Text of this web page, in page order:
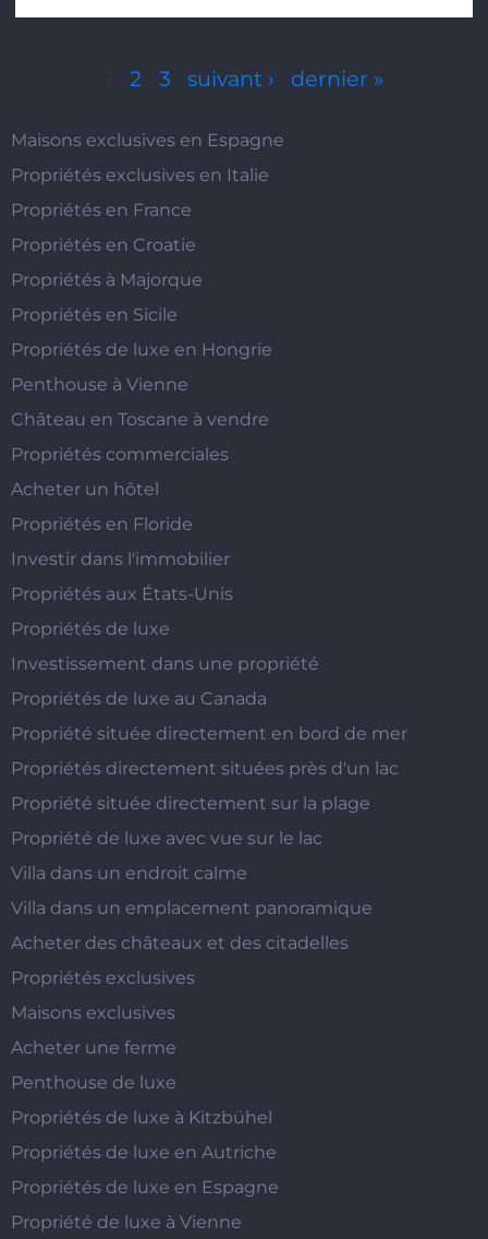
2 3 suivant › dernier »
Maisons exclusives en Espagne
Propriétés exclusives en Italie
Propriétés en France
Propriétés en Croatie
Propriétés à Majorque
Propriétés en Sicile
Propriétés de luxe en Hongrie
Penthouse à Vienne
Château en Toscane à vendre
Propriétés commerciales
Acheter un hôtel
Propriétés en Floride
Investir dans l'immobilier
Propriétés aux États-Unis
Propriétés de luxe
Investissement dans une propriété
Propriétés de luxe au Canada
Propriété située directement en bord de mer
Propriétés directement situées près d'un lac
Propriété située directement sur la plage
Propriété de luxe avec vue sur le lac
Villa dans un endroit calme
Villa dans un emplacement panoramique
Acheter des châteaux et des citadelles
Propriétés exclusives
Maisons exclusives
Acheter une ferme
Penthouse de luxe
Propriétés de luxe à Kitzbühel
Propriétés de luxe en Autriche
Propriétés de luxe en Espagne
Propriété de luxe à Vienne